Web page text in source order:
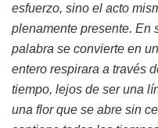
esfuerzo, sino el acto
plenamente presente. En
palabra se convierte en
entero respirara a través
tiempo, lejos de ser una
una flor que se abre sin